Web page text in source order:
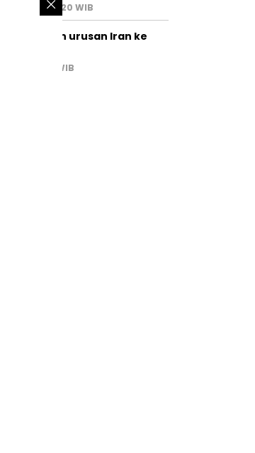
6, 2026 | 07:20 WIB
serahkan urusan Iran ke
| 02:47 WIB